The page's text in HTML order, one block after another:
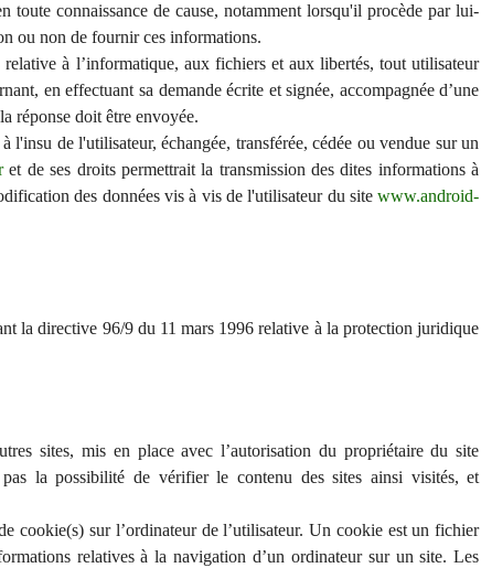
toute connaissance de cause, notamment lorsqu'il procède par lui-
ou non de fournir ces informations.
à l’informatique, aux fichiers et aux libertés, tout utilisateur
en effectuant sa demande écrite et signée, accompagnée d’une
réponse doit être envoyée.
l'insu de l'utilisateur, échangée, transférée, cédée ou vendue sur un
et de ses droits permettrait la transmission des dites informations à
des données vis à vis de l'utilisateur du sitewww.android-
la directive 96/9 du 11 mars 1996 relative à la protection juridique
sites, mis en place avec l’autorisation du propriétaire du site
la possibilité de vérifier le contenu des sites ainsi visités, et
cookie(s) sur l’ordinateur de l’utilisateur. Un cookie est un fichier
relatives à la navigation d’un ordinateur sur un site. Les